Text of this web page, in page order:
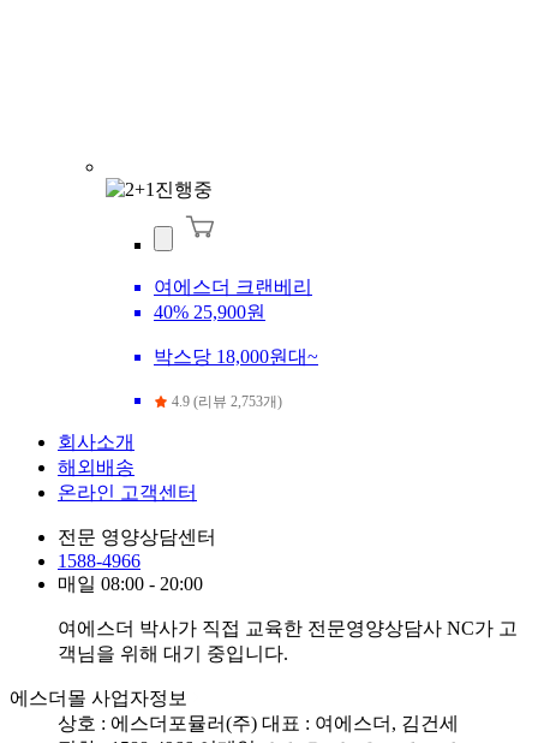
여에스더 크랜베리
40% 25,900원
박스당 18,000원대~
4.9 (리뷰 2,753개)
회사소개
해외배송
온라인 고객센터
전문 영양상담센터
1588-4966
매일 08:00 - 20:00
여에스더 박사가 직접 교육한 전문영양상담사 NC가 고
객님을 위해 대기 중입니다.
에스더몰 사업자정보
상호 : 에스더포뮬러(주) 대표 : 여에스더, 김건세